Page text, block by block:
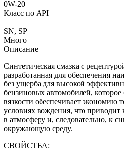
0W-20
Класс по API
—
SN, SP
Много
Описание
Синтетическая смазка с
разработанная для обеспечения
без ущерба для высокой
бензиновых автомобилей, которое
вязкости обеспечивает экономию
условиях вождения, что
в атмосферу и, следовательно, к
окружающую среду.
СВОЙСТВА: